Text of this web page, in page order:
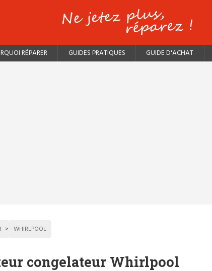
RÉPARER GUIDES PRATIQUES GUIDE D'ACHAT
WHIRLPOOL
congelateur Whirlpool